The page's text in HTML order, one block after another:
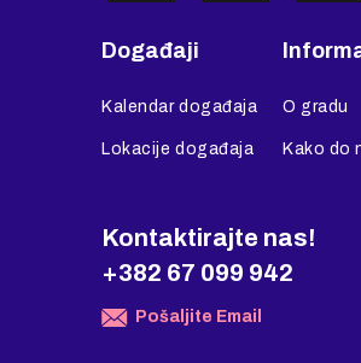
Događaji
Kalendar događaja
Lokacije događaja
O gradu
Kako do
Kontaktirajte nas!
+382 67 099 942
Pošaljite Email